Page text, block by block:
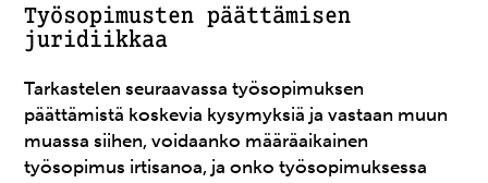
Työsopimusten päättämisen
juridiikkaa
Tarkastelen seuraavassa työsopimuksen
päättämistä koskevia kysymyksiä ja vastaan muun
muassa siihen, voidaanko määräaikainen
työsopimus irtisanoa, ja onko työsopimuksessa